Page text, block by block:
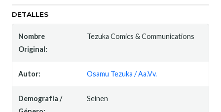
DETALLES
Nombre
Original:
Tezuka Comics & Communications
Autor: Osamu Tezuka / Aa.Vv.
Demografía /
Seinen